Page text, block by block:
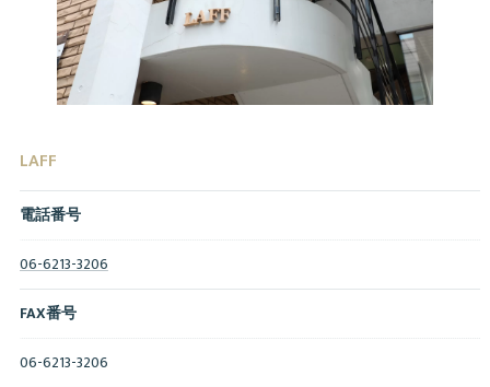
LAFF
電話番号
06-6213-3206
FAX番号
06-6213-3206